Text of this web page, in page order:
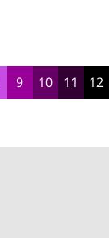
9 10 11 12